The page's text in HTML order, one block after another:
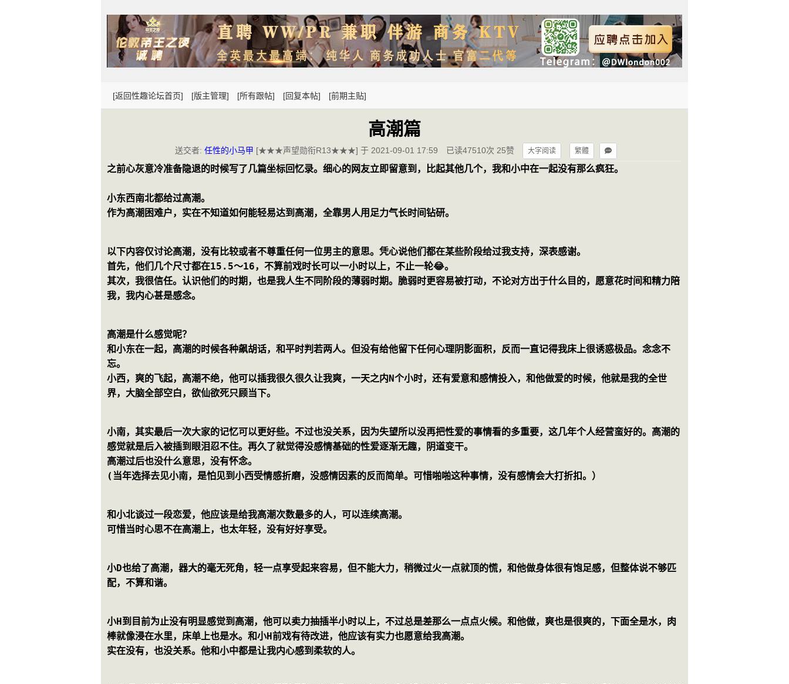
[返回性趣论坛首页] [版主管理] [所有跟帖] [回复本帖] [前期主贴]
高潮篇
送交者: 任性的小马甲 [★★★声望勋衔R13★★★] 于 2021-09-01 17:59 已读47510次 25赞 大字阅读 繁體
之前心灰意冷准备隐退的时候写了几篇坐标回忆录。细心的网友立即留意到，比起其他几个，我和小中在一起没有那么疯狂。
小东西南北都给过高潮。
作为高潮困难户，实在不知道如何能轻易达到高潮，全靠男人用足力气长时间钻研。
以下内容仅讨论高潮，没有比较或者不尊重任何一位男主的意思。凭心说他们都在某些阶段给过我支持，深表感谢。
首先，他们几个尺寸都在15.5～16，不算前戏时长可以一小时以上，不止一轮😂。
其次，我很信任。认识他们的时期，也是我人生不同阶段的薄弱时期。脆弱时更容易被打动，不论对方出于什么目的，愿意花时间和精力陪
我，我内心甚是感念。
高潮是什么感觉呢？
和小东在一起，高潮的时候各种飙胡话，和平时判若两人。但没有给他留下任何心理阴影面积，反而一直记得我床上很诱惑极品。念念不
忘。
小西，爽的飞起，高潮不绝，他可以插我很久很久让我爽，一天之内N个小时，还有爱意和感情投入，和他做爱的时候，他就是我的全世
界，大脑全部空白，欲仙欲死只顾当下。
小南，其实最后一次大家的记忆可以更好些。不过也没关系，因为失望所以没再把性爱的事情看的多重要，这几年个人经营蛮好的。高潮的
感觉就是后入被插到眼泪忍不住。再久了就觉得没感情基础的性爱逐渐无趣，阴道变干。
高潮过后也没什么意思，没有怀念。
(当年选择去见小南，是怕见到小西受情感折磨，没感情因素的反而简单。可惜啪啪这种事情，没有感情会大打折扣。）
和小北谈过一段恋爱，他应该是给我高潮次数最多的人，可以连续高潮。
可惜当时心思不在高潮上，也太年轻，没有好好享受。
小D也给了高潮，器大的毫无死角，轻一点享受起来容易，但不能大力，稍微过火一点就顶的慌，和他做身体很有饱足感，但整体说不够匹
配，不算和谐。
小H到目前为止没有明显感觉到高潮，他可以卖力抽插半小时以上，不过总是差那么一点点火候。和他做，爽也是很爽的，下面全是水，肉
棒就像浸在水里，床单上也是水。和小H前戏有待改进，他应该有实力也愿意给我高潮。
实在没有，也没关系。他和小中都是让我内心感到柔软的人。